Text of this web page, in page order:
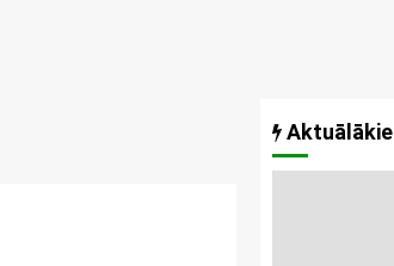
Aktuālākie